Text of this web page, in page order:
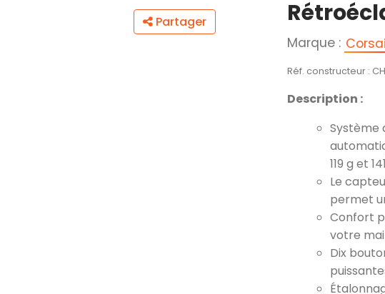
Partager
Marque :
Réf. constructeur :
Description :
Système
119 g et
Le
permet
Confort
votre
Dix